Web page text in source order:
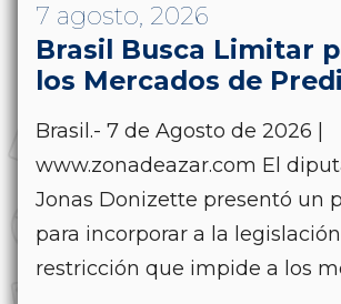
7 agosto, 2026
Brasil Busca Limitar
los Mercados de
Brasil.- 7 de Agosto de 2026 |
www.zonadeazar.com El
Jonas Donizette presentó un
para incorporar a la
restricción que impide a los